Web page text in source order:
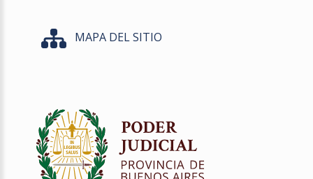
MAPA DEL SITIO